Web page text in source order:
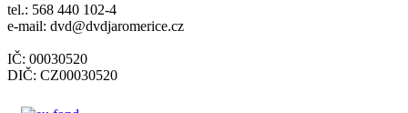
tel.: 568 440 102-4
e-mail: dvd@dvdjaromerice.cz
IČ: 00030520
DIČ: CZ00030520